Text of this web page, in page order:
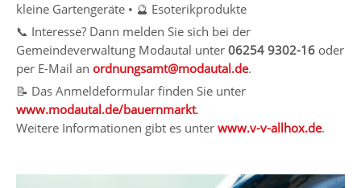
kleine Gartengeräte • 🔮 Esoterikprodukte
📞 Interesse? Dann melden Sie sich bei der
Gemeindeverwaltung Modautal unter 06254 9302-16 oder
per E-Mail an ordnungsamt@modautal.de.
📝 Das Anmeldeformular finden Sie unter
www.modautal.de/bauernmarkt.
Weitere Informationen gibt es unter www.v-v-allhox.de.